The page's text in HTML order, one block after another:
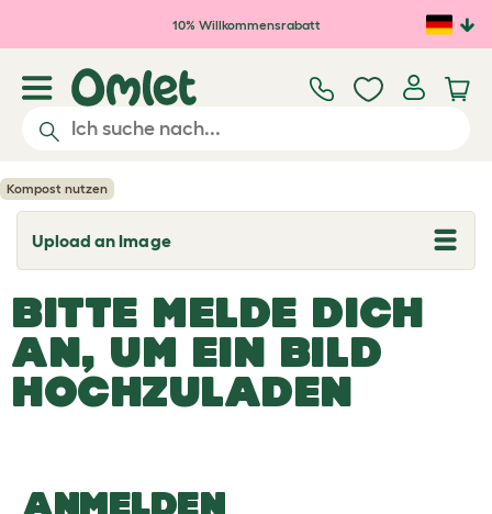
Zum Hauptinhalt springen
10% Willkommensrabatt
Kompost nutzen
Upload an Image
T
o
g
e
d
r
p
BITTE MELDE DICH
AN, UM EIN BILD
HOCHZULADEN
ANMELDEN